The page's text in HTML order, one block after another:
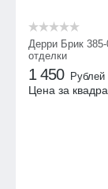
Дерри Брик
отделки
1 450 Рублей
Цена за